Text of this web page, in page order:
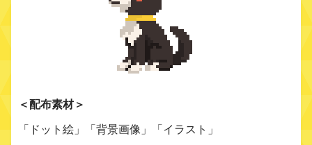
＜配布素材＞
「ドット絵」「背景画像」「イラスト」